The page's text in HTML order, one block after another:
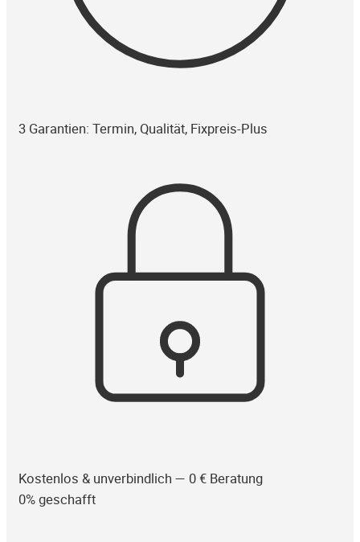
3 Garantien: Termin, Qualität, Fixpreis-Plus
Kostenlos & unverbindlich — 0 € Beratung
0% geschafft